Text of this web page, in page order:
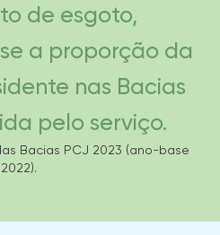
de esgoto,
a proporção da
nas Bacias
pelo serviço.
Bacias PCJ 2023 (ano-base
2022).